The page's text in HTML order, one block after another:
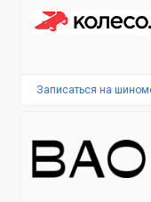
Записаться на